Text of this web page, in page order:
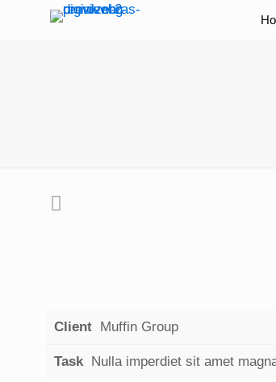
Client Muffin Group
Task Nulla imperdiet sit amet